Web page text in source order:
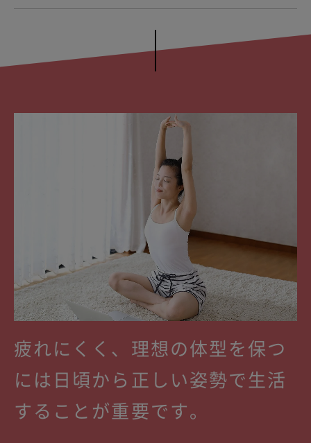
疲れにくく、理想の体型を保つ
には 日頃から正しい姿勢で 生活
することが重要です。